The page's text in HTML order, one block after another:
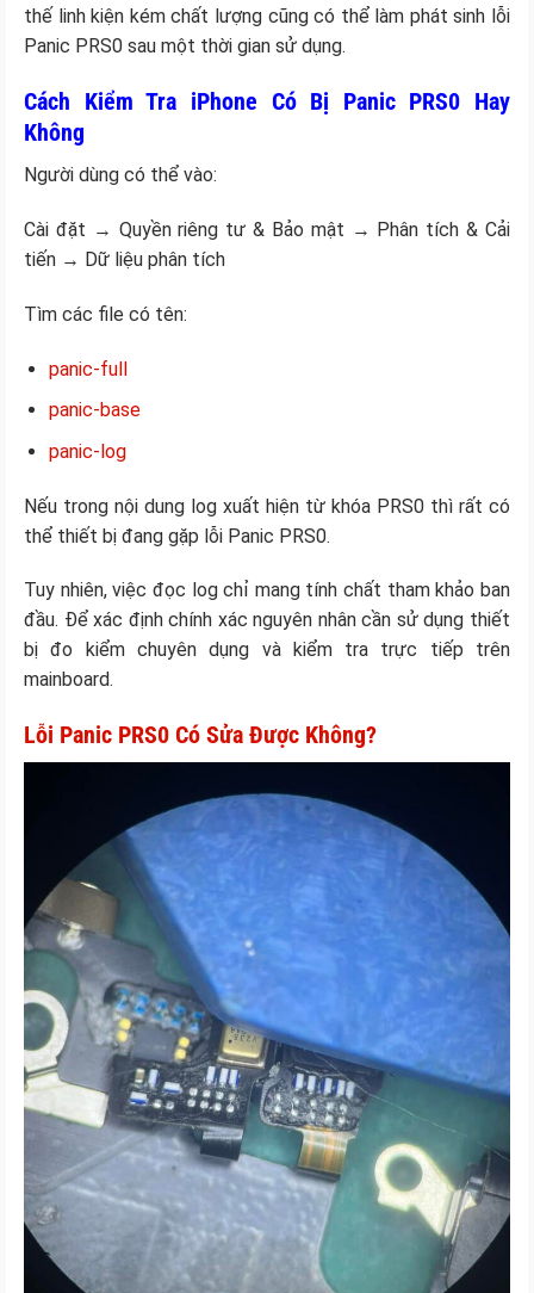
thế linh kiện kém chất lượng cũng có thể làm phát sinh lỗi
Panic PRS0 sau một thời gian sử dụng.
Cách Kiểm Tra iPhone Có Bị Panic PRS0 Hay
Không
Người dùng có thể vào:
Cài đặt → Quyền riêng tư & Bảo mật → Phân tích & Cải
tiến → Dữ liệu phân tích
Tìm các file có tên:
panic-full
panic-base
panic-log
Nếu trong nội dung log xuất hiện từ khóa PRS0 thì rất có
thể thiết bị đang gặp lỗi Panic PRS0.
Tuy nhiên, việc đọc log chỉ mang tính chất tham khảo ban
đầu. Để xác định chính xác nguyên nhân cần sử dụng thiết
bị đo kiểm chuyên dụng và kiểm tra trực tiếp trên
mainboard.
Lỗi Panic PRS0 Có Sửa Được Không?